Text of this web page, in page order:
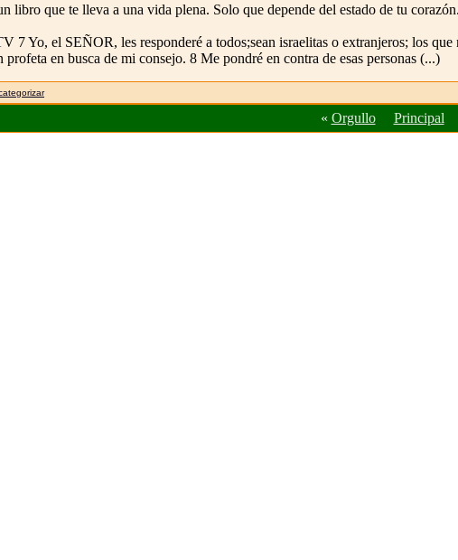
libro que te lleva a una vida plena. Solo que depende del estado de tu corazón.
7 Yo, el SEÑOR, les responderé a todos;sean israelitas o extranjeros; los
profeta en busca de mi consejo. 8 Me pondré en contra de esas personas (...)
« Orgullo Principal